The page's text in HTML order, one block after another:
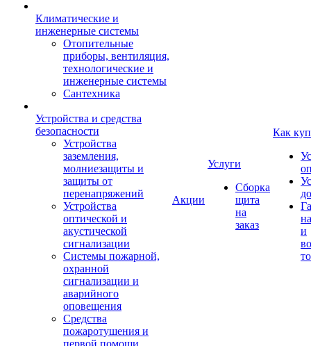
Климатические и
инженерные системы
Отопительные
приборы, вентиляция,
технологические и
инженерные системы
Сантехника
Устройства и средства
безопасности
Устройства
заземления,
молниезащиты и
защиты от
перенапряжений
Устройства
оптической и
акустической
сигнализации
Системы пожарной,
охранной
сигнализации и
аварийного
оповещения
Средства
пожаротушения и
первой помощи
Акции
Услуги
Сборка
щита
на
заказ
Как
и